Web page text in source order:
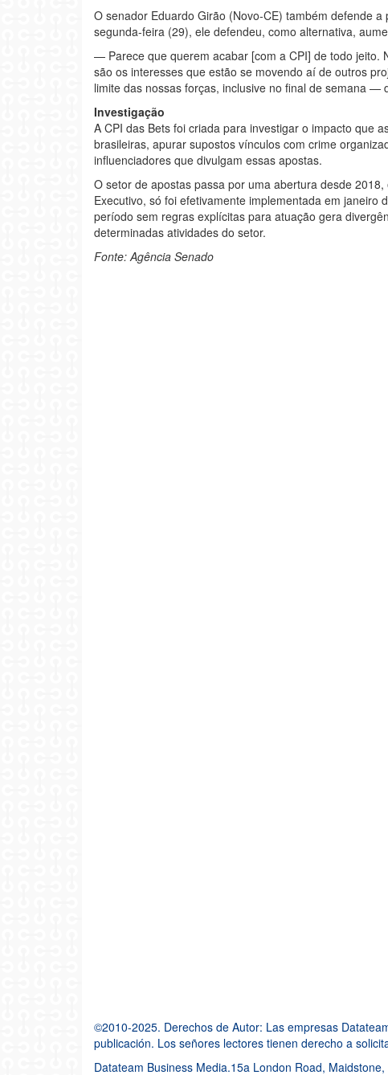
O senador Eduardo Girão (Novo-CE) também defende
segunda-feira (29), ele defendeu, como alternativa,
— Parece que querem acabar [com a CPI] de todo jeito.
são os interesses que estão se movendo aí de outros
limite das nossas forças, inclusive no final de semana —
Investigação
A CPI das Bets foi criada para investigar o impacto que
brasileiras, apurar supostos vínculos com crime
influenciadores que divulgam essas apostas.
O setor de apostas passa por uma abertura desde
Executivo, só foi efetivamente implementada em
período sem regras explícitas para atuação gera
determinadas atividades do setor.
Fonte: Agência Senado
©2010-2025. Derechos de Autor: Las empresas
publicación. Los señores lectores tienen derecho a
Datateam Business Media.15a London Road,